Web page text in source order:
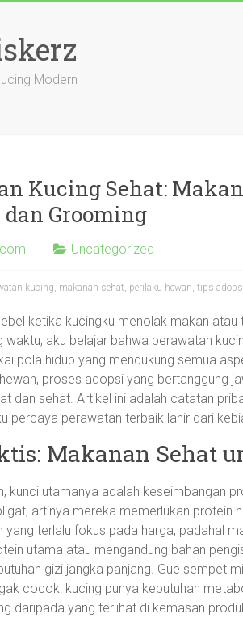
Modern
Kucing Sehat:
Grooming
Uncategorized
kucing, makanan sehat, perilaku hewan, tips
ketika kucingku menolak makan
waktu, aku belajar bahwa perawatan
pola hidup yang mendukung semua
proses adopsi yang bertanggung
dan sehat. Artikel ini adalah catatan
percaya perawatan terbaik lahir dari
Makanan Sehat
kunci utamanya adalah keseimbangan
artinya mereka memerlukan protein
yang terlalu fokus pada harga, padahal
utama atau mengandung bahan
gizi jangka panjang. Gue sempet
cocok: kucing punya kebutuhan
daripada yang terlihat di kemasan